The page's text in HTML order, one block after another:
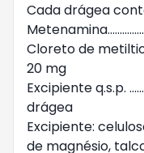
Cada drágea
Cloreto de
20 mg
Excipiente q.s.p.
drágea
Excipiente:
de magnésio,